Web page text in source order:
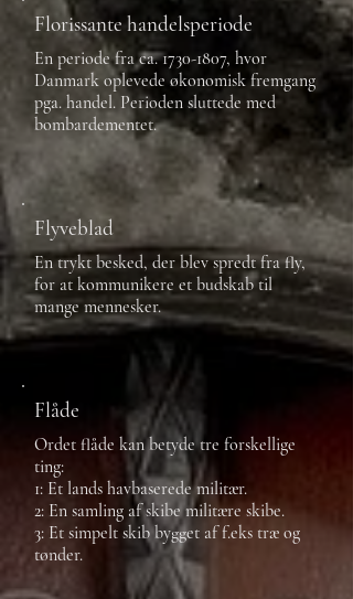
Florissante handelsperiode
En periode fra ca.1730-1807, hvor
Danmark oplevede økonomisk fremgang
pga. handel. Perioden sluttede med
bombardementet.
Flyveblad
En trykt besked, der blev spredt fra fly,
for at kommunikere et budskab til
mange mennesker.
Flåde
Ordet flåde kan betyde tre forskellige
ting:
1: Et lands havbaserede militær.
2: En samling af skibe militære skibe.
3: Et simpelt skib bygget af f.eks træ og
tønder.